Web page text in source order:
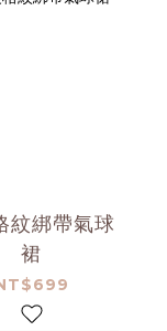
紋綁帶氣球
裙